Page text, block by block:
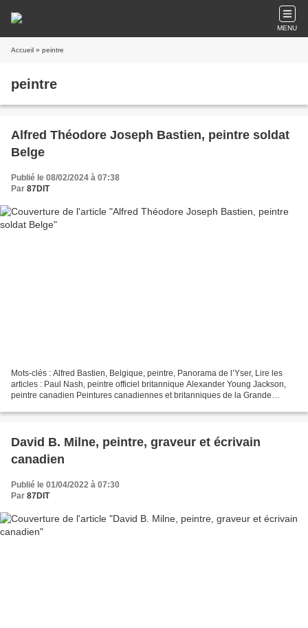
MENU
Accueil » peintre
peintre
Alfred Théodore Joseph Bastien, peintre soldat
Belge
Publié le 08/02/2024 à 07:38
Par 87DIT
Mots-clés : Alfred Bastien, Belgique, peintre, Panorama de l’Yser, Lire les
articles : Paul Nash, peintre officiel britannique Alexander Young Jackson,
peintre canadien Peintures canadiennes et britanniques de la Grande
David B. Milne, peintre, graveur et écrivain
canadien
Publié le 01/04/2022 à 07:30
Par 87DIT